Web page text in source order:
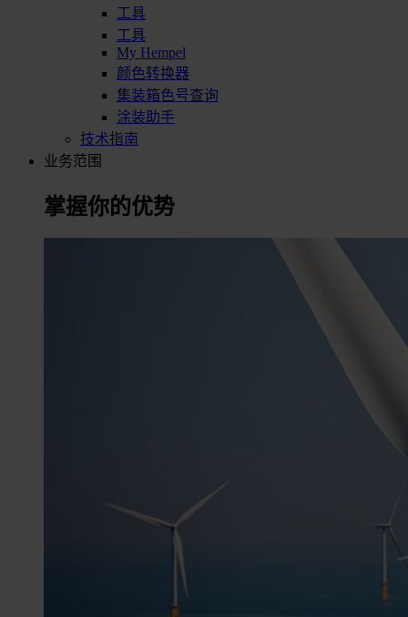
工具
工具
My Hempel
颜色转换器
集装箱色号查询
涂装助手
技术指南
业务范围
掌握你的优势